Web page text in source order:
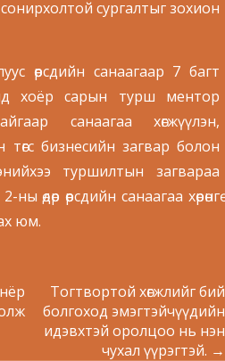
сонирхолтой сургалтыг зохион
өөрсдийн санаагаар 7 багт
хоёр сарын турш ментор
санаагаа хөгжүүлэн,
төгс бизнесийн загвар болон
туршилтын загвараа
өдөр өөрсдийн санаагаа хөрөнгө
юм.
Тогтвортой хөгжлийг бий
болгоход эмэгтэйчүүдийн
идэвхтэй оролцоо нь нэн
чухал үүрэгтэй. →